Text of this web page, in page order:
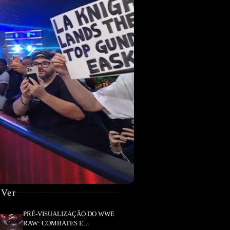
PRÉ-VISUALIZAÇÃO DO WWE
RAW: COMBATES E